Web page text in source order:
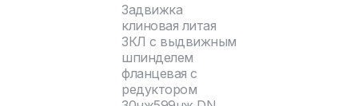
Задвижка
клиновая литая
ЗКЛ с выдвижным
шпинделем
фланцевая с
редуктором